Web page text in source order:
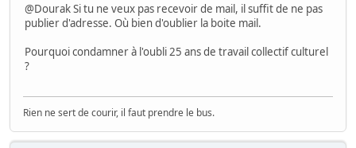
@Dourak Si tu ne veux pas recevoir de mail, il suffit de ne pas
publier d'adresse. Où bien d'oublier la boite mail.
Pourquoi condamner à l'oubli 25 ans de travail collectif culturel
?
Rien ne sert de courir, il faut prendre le bus.